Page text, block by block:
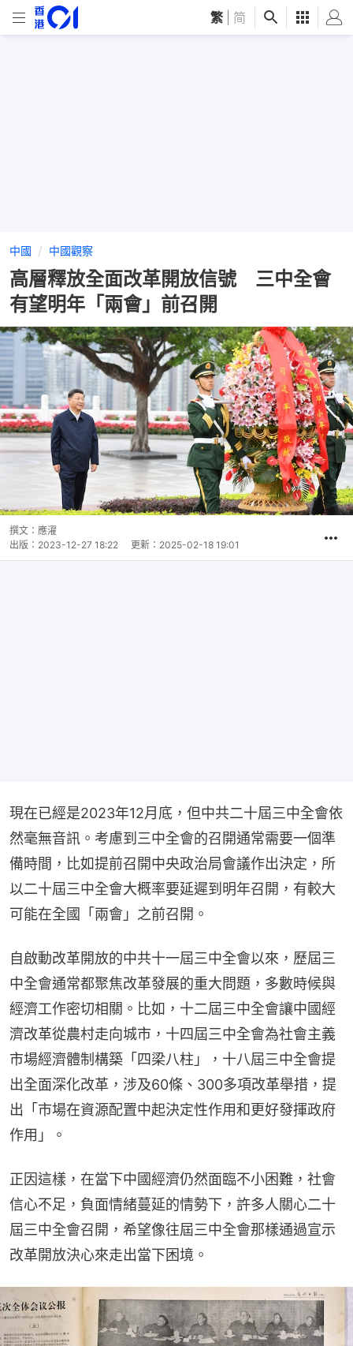
繁 简
中國 中國觀察
高層釋放全面改革開放信號 三中全會
有望明年「兩會」前召開
撰文： 應濯
出版： 2023-12-27 18:22 更新： 2025-02-18 19:01
現在已經是2023年12月底，但中共二十屆三中全會依
然毫無音訊。考慮到三中全會的召開通常需要一個準
備時間，比如提前召開中央政治局會議作出決定，所
以二十屆三中全會大概率要延遲到明年召開，有較大
可能在全國「兩會」之前召開。
自啟動改革開放的中共十一屆三中全會以來，歷屆三
中全會通常都聚焦改革發展的重大問題，多數時候與
經濟工作密切相關。比如，十二屆三中全會讓中國經
濟改革從農村走向城市，十四屆三中全會為社會主義
市場經濟體制構築「四梁八柱」，十八屆三中全會提
出全面深化改革，涉及60條、300多項改革舉措，提
出「市場在資源配置中起決定性作用和更好發揮政府
作用」。
正因這樣，在當下中國經濟仍然面臨不小困難，社會
信心不足，負面情緒蔓延的情勢下，許多人關心二十
屆三中全會召開，希望像往屆三中全會那樣通過宣示
改革開放決心來走出當下困境。